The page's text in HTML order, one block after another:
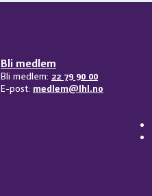
Bli medlem
Bli medlem: 22 79 90 00
E-post: medlem@lhl.no